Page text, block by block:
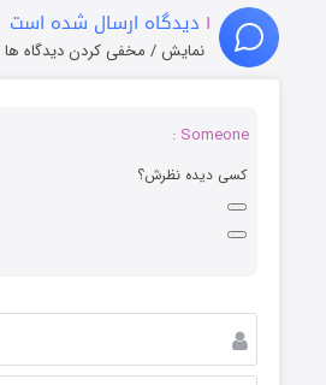
۱ دیدگاه ارسال شده است
نمایش / مخفی کردن دیدگاه ها
Someone :
کسی دیده نظرش؟